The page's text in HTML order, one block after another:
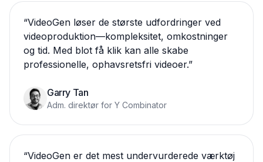
“VideoGen løser de største udfordringer ved
videoproduktion—kompleksitet, omkostninger
og tid. Med blot få klik kan alle skabe
professionelle, ophavsretsfri videoer.”
Garry Tan
Adm. direktør for Y Combinator
“VideoGen er det mest undervurderede værktøj